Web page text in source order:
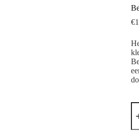
€
je